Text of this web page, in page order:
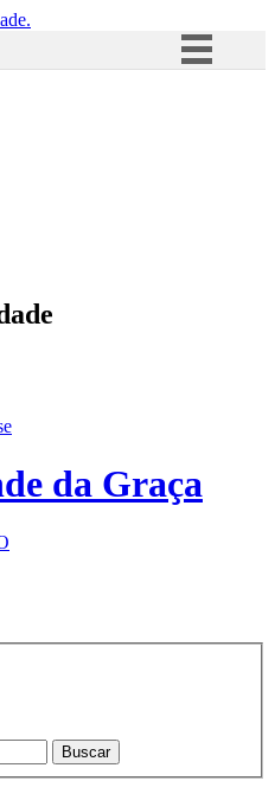
da Graça
Buscar